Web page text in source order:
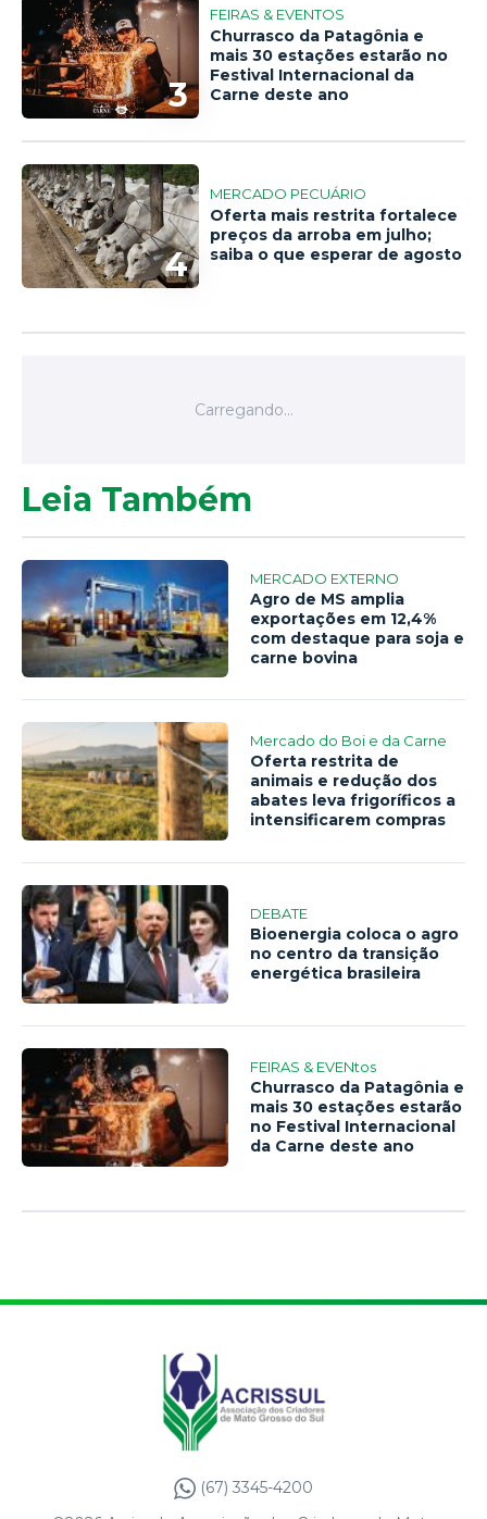
3
FEIRAS & EVENTOS
Churrasco da Patagônia e
mais 30 estações estarão no
Festival Internacional da
Carne deste ano
4
MERCADO PECUÁRIO
Oferta mais restrita fortalece
preços da arroba em julho;
saiba o que esperar de agosto
Leia Também
MERCADO EXTERNO
Agro de MS amplia
exportações em 12,4%
com destaque para soja e
carne bovina
Mercado do Boi e da Carne
Oferta restrita de
animais e redução dos
abates leva frigoríficos a
intensificarem compras
DEBATE
Bioenergia coloca o agro
no centro da transição
energética brasileira
FEIRAS & EVENtos
Churrasco da Patagônia e
mais 30 estações estarão
no Festival Internacional
da Carne deste ano
(67) 3345-4200